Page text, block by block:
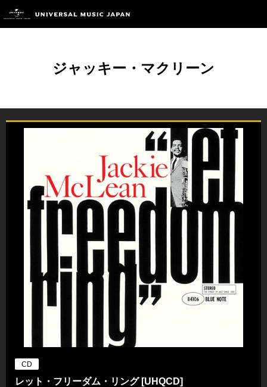
ジャッキー・マクリーン
CD
レット・フリーダム・リング [UHQCD]